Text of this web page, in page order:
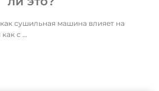
сушильная машина влияет на
с …